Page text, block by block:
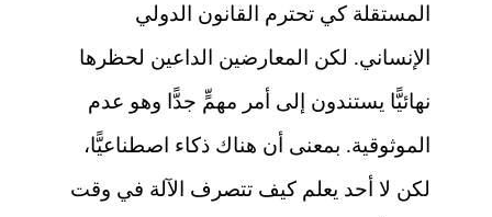
المستقلة كي تحترم القانون الدولي
الإنساني. لكن المعارضين الداعين لحظرها
نهائيًّا يستندون إلى أمر مهمٍّ جدًّا وهو عدم
الموثوقية. بمعنى أن هناك ذكاء اصطناعيًّا،
لكن لا أحد يعلم كيف تتصرف الآلة في وقت